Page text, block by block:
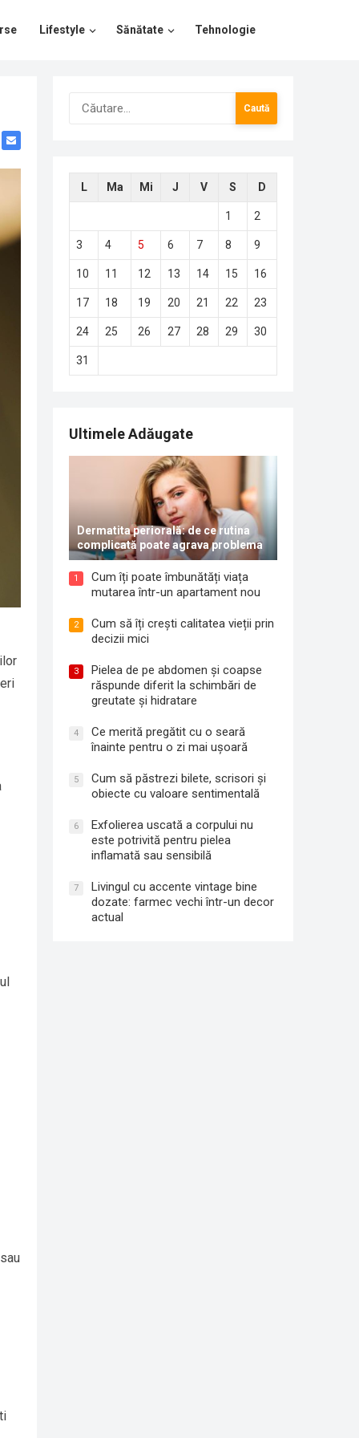
Lifestyle Sănătate Tehnologie
Caută
după:
L Ma Mi J V S D
1 2
3 4 5 6 7 8 9
10 11 12 13 14 15 16
17 18 19 20 21 22 23
24 25 26 27 28 29 30
31
Ultimele Adăugate
Dermatita periorală: de ce rutina
complicată poate agrava problema
1
Cum îți poate îmbunătăți viața
mutarea într-un apartament nou
2
Cum să îți crești calitatea vieții prin
decizii mici
3
Pielea de pe abdomen și coapse
răspunde diferit la schimbări de
greutate și hidratare
4
Ce merită pregătit cu o seară
înainte pentru o zi mai ușoară
5
Cum să păstrezi bilete, scrisori și
obiecte cu valoare sentimentală
6
Exfolierea uscată a corpului nu
este potrivită pentru pielea
inflamată sau sensibilă
7
Livingul cu accente vintage bine
dozate: farmec vechi într-un decor
actual